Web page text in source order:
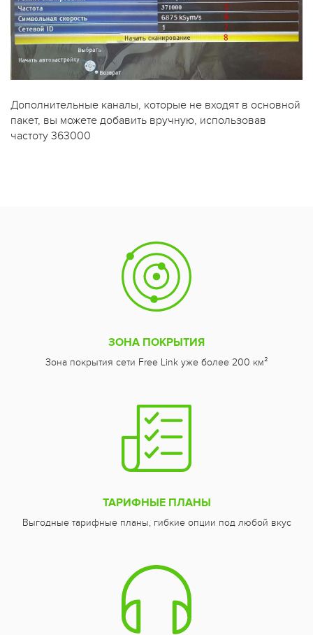
Дополнительные каналы, которые не входят в основной
пакет, вы можете добавить вручную, использовав
частоту 363000
ЗОНА ПОКРЫТИЯ
Зона покрытия сети Free Link уже более 200 км²
ТАРИФНЫЕ ПЛАНЫ
Выгодные тарифные планы, гибкие опции под любой вкус